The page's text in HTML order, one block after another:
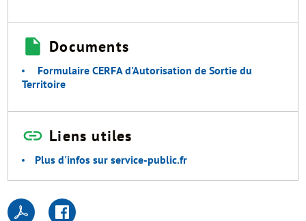
Documents
Formulaire CERFA d'Autorisation de Sortie du
Territoire
Liens utiles
Plus d'infos sur service-public.fr